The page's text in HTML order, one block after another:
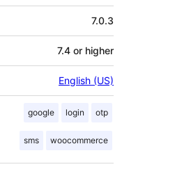
7.0.3
7.4 or higher
English (US)
google login otp
sms woocommerce